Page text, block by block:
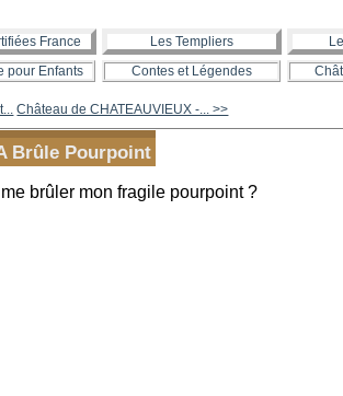
France Les Templiers
pour Enfants Contes et Légendes
Château de CHATEAUVIEUX -... >>
Brûle Pourpoint